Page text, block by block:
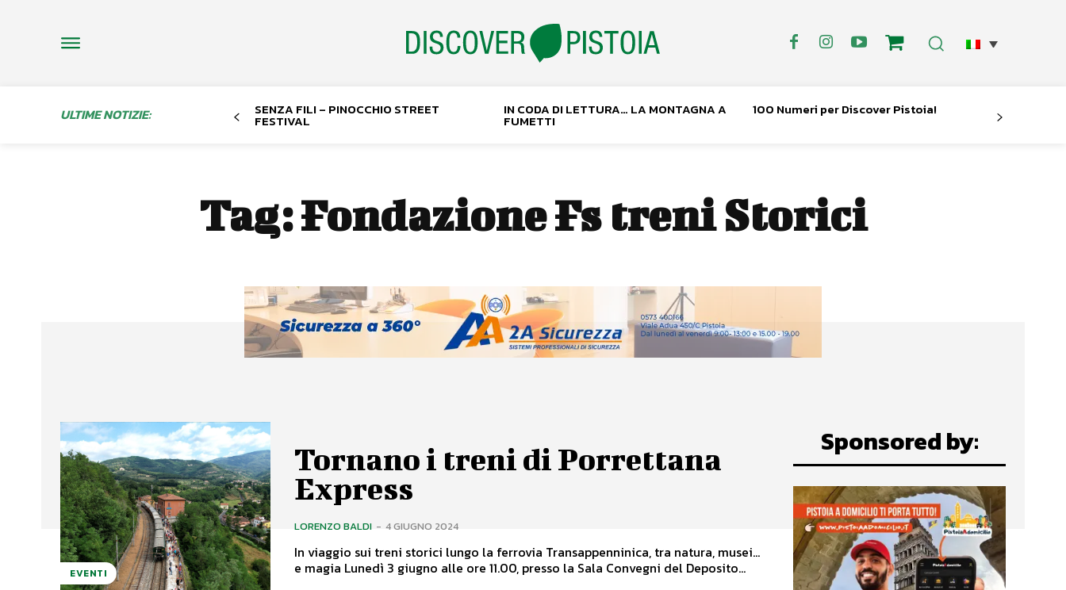
ULTIME NOTIZIE: SENZA FILI – PINOCCHIO STREET
FESTIVAL
IN CODA DI LETTURA… LA MONTAGNA A
FUMETTI
100 Numeri per Discover Pistoia!
Tag:Fondazione Fs treni Storici
EVENTI
Tornano i treni di Porrettana
Express
LORENZO BALDI - 4 GIUGNO 2024
In viaggio sui treni storici lungo la ferrovia Transappenninica, tra natura, musei…
e magia Lunedì 3 giugno alle ore 11.00, presso la Sala Convegni del Deposito...
Sponsored by: